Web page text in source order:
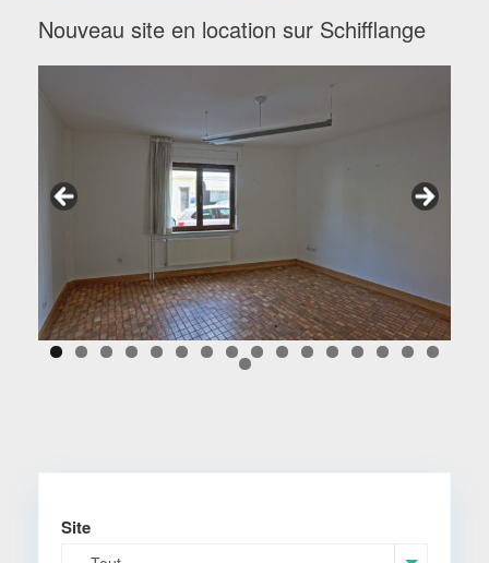
Nouveau site en location sur Schifflange
Site